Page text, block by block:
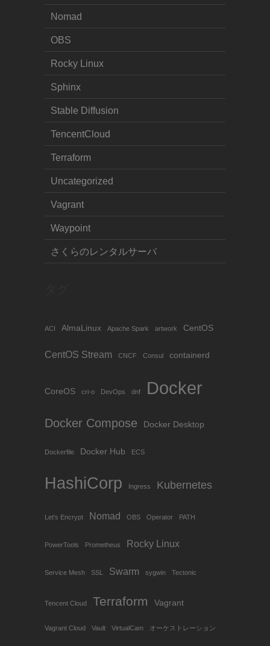
Nomad
OBS
Rocky Linux
Sphinx
Stable Diffusion
TencentCloud
Terraform
Uncategorized
Vagrant
Waypoint
さくらのレンタルサーバ
ACI AlmaLinux Apache Spark artwork CentOS
CentOS Stream CNCF Consul containerd
CoreOS cri-o DevOps dnf Docker
Docker Compose Docker Desktop
Dockerfile Docker Hub ECS
HashiCorp Ingress Kubernetes
Let's Encrypt Nomad OBS Operator PATH
PowerTools Prometheus Rocky Linux
Service Mesh SSL Swarm sygwin Tectonic
Tencent Cloud Terraform Vagrant
Vagrant Cloud Vault VirtualCam オーケストレーション